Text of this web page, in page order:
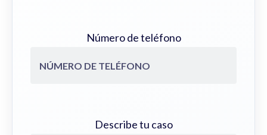
Número de teléfono
Describe tu caso